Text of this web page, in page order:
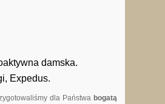
damska.
Expedus.
dla Państwa bogatą